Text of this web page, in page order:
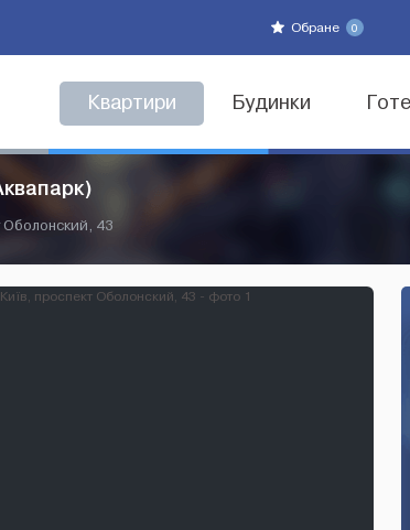
Обране 0
Квартири Будинки
Оболонский, 43